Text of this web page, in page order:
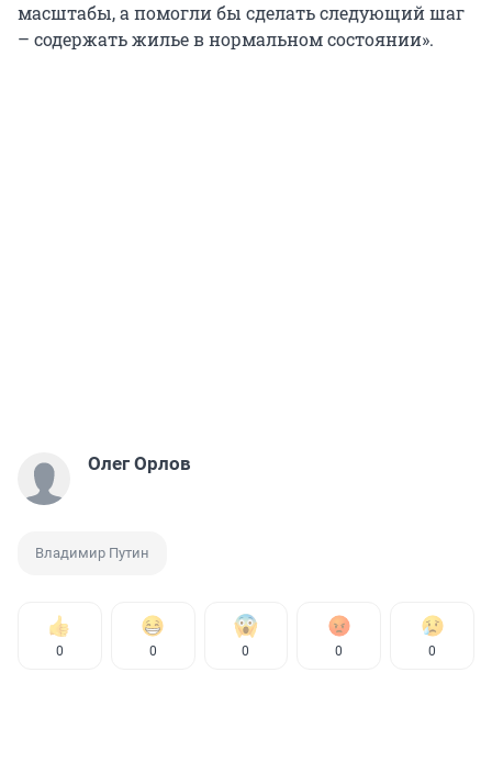
масштабы, а помогли бы сделать следующий шаг
– содержать жилье в нормальном состоянии».
Олег Орлов
Владимир Путин
0 0 0 0 0